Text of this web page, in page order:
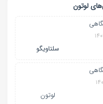
لوتون
سلتاویگو
لوتون